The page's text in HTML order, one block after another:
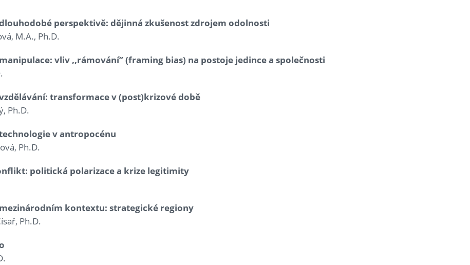
perspektivě: dějinná zkušenost zdrojem odolnosti
M.A., Ph.D.
vliv ,,rámování” (framing bias) na postoje jedince a společnosti
transformace v (post)krizové době
Ph.D.
v antropocénu
Ph.D.
politická polarizace a krize legitimity
kontextu: strategické regiony
Ph.D.